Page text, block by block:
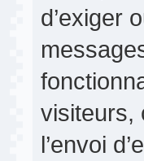
d’exiger
visiteurs,
l’envoi